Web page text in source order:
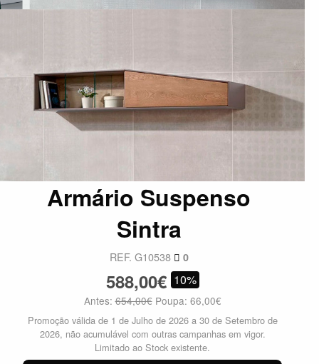
Armário Suspenso
Sintra
REF. G10538 0
588,00€ 10%
Antes:654,00€ Poupa: 66,00€
Promoção válida de 1 de Julho de 2026 a 30 de Setembro de
2026, não acumulável com outras campanhas em vigor.
Limitado ao Stock existente.